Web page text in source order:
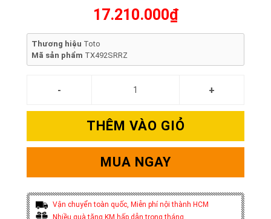
17.210.000₫
Thương hiệu Toto
Mã sản phẩm TX492SRRZ
THÊM VÀO GIỎ
MUA NGAY
Vận chuyển toàn quốc, Miễn phí nội thành HCM
Nhiều quà tặng KM hấp dẫn trong tháng.